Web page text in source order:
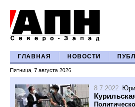
ГЛАВНАЯ НОВОСТИ
Пятница, 7 августа 2026
8.7.2022